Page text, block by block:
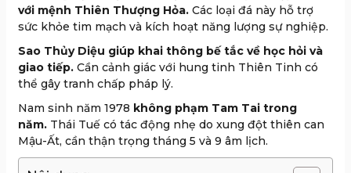
với mệnh Thiên Thượng Hỏa. Các loại đá này hỗ trợ
sức khỏe tim mạch và kích hoạt năng lượng sự nghiệp.
Sao Thủy Diệu giúp khai thông bế tắc về học hỏi và
giao tiếp. Cần cảnh giác với hung tinh Thiên Tinh có
thể gây tranh chấp pháp lý.
Nam sinh năm 1978 không phạm Tam Tai trong
năm. Thái Tuế có tác động nhẹ do xung đột thiên can
Mậu-Ất, cần thận trọng tháng 5 và 9 âm lịch.